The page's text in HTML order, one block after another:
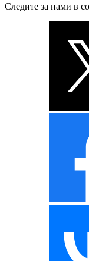
Следите за нами в